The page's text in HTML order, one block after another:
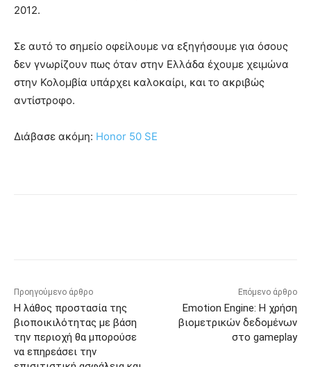
2012.
Σε αυτό το σημείο οφείλουμε να εξηγήσουμε για όσους
δεν γνωρίζουν πως όταν στην Ελλάδα έχουμε χειμώνα
στην Κολομβία υπάρχει καλοκαίρι, και το ακριβώς
αντίστροφο.
Διάβασε ακόμη: Honor 50 SE
Προηγούμενο άρθρο
Η λάθος προστασία της
βιοποικιλότητας με βάση
την περιοχή θα μπορούσε
να επηρεάσει την
Επόμενο άρθρο
Emotion Engine: Η χρήση
βιομετρικών δεδομένων
στο gameplay